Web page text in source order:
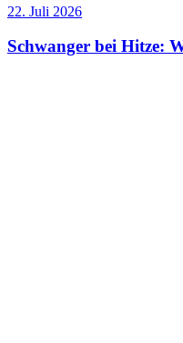
22. Juli 2026
Schwanger bei Hitze: